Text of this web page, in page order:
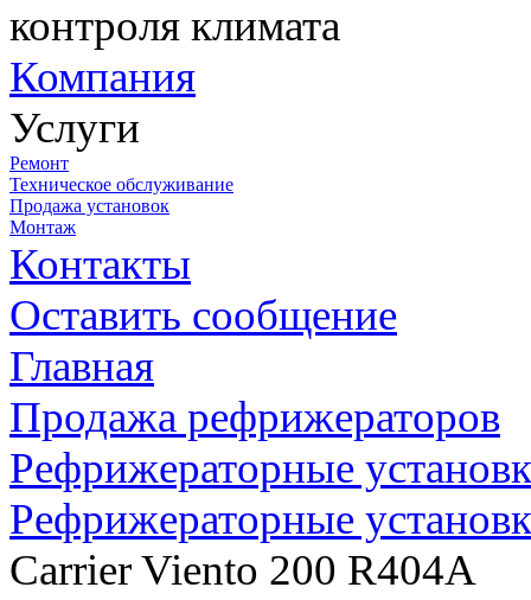
контроля климатa
Компания
Услуги
Ремонт
Техническое обслуживание
Продажа установок
Монтаж
Контакты
Оставить сообщение
Главная
Продажа рефрижераторов
Рефрижераторные
Рефрижераторные
Carrier Viento 200 R404A